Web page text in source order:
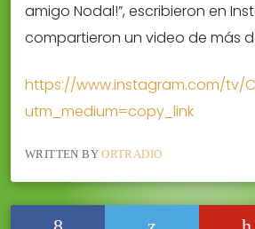
amigo Nodal!”, escribieron en
compartieron un video de más
https://www.instagram.com/tv/
utm_medium=copy_link
WRITTEN BYORTRADIO